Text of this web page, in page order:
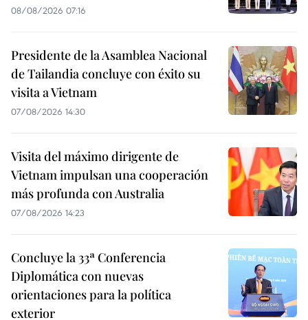
08/08/2026 07:16
Presidente de la Asamblea Nacional
de Tailandia concluye con éxito su
visita a Vietnam
07/08/2026 14:30
Visita del máximo dirigente de
Vietnam impulsan una cooperación
más profunda con Australia
07/08/2026 14:23
Concluye la 33ª Conferencia
Diplomática con nuevas
orientaciones para la política
exterior